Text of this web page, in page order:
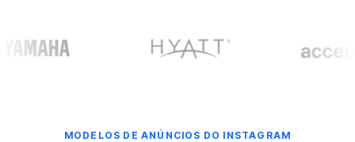
MODELOS DE ANÚNCIOS DO INSTAGRAM